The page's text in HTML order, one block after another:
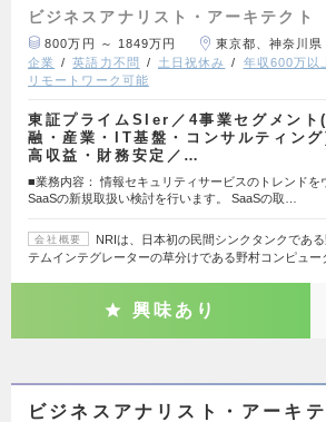
ビジネスアナリスト・アーキテクト
800万円 ～ 1849万円 東京都、神奈川県
企業
英語力不問 土日祝休み 年収600万以
リモートワーク可能
東証プライムSIer／4事業セグメント
融・産業・IT基盤・コンサルティング
高収益・財務安定／…
■業務内容： 情報セキュリティサービスのトレンドを
SaaSの新規取扱い検討を行います。 SaaSの取…
会社概要
NRIは、日本初の民間シンクタンクであ
テムインテグレーターの草分けである野村コンピュー
興味あり
ビジネスアナリスト・アーキ